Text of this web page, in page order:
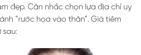
đẹp. Cân nhắc chọn lựa địa chỉ uy
“rước họa vào thân”. Giá tiêm
sau: